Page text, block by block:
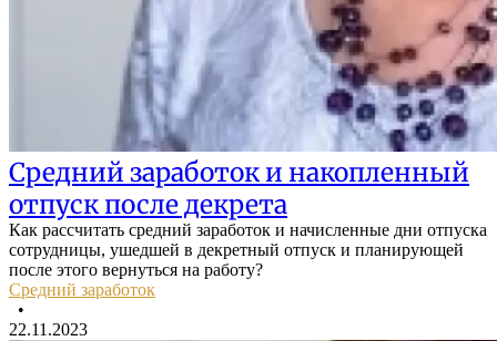
Средний заработок и накопленный
отпуск после декрета
Как рассчитать средний заработок и начисленные дни отпуска
сотрудницы, ушедшей в декретный отпуск и планирующей
после этого вернуться на работу?
Средний заработок
•
22.11.2023